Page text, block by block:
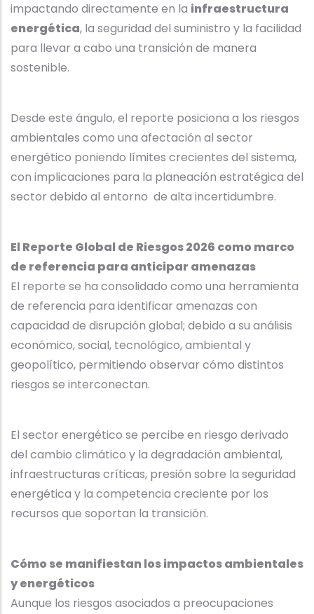
impactando directamente en la infraestructura
energética, la seguridad del suministro y la facilidad
para llevar a cabo una transición de manera
sostenible.
Desde este ángulo, el reporte posiciona a los riesgos
ambientales como una afectación al sector
energético poniendo límites crecientes del sistema,
con implicaciones para la planeación estratégica del
sector debido al entorno de alta incertidumbre.
El Reporte Global de Riesgos 2026 como marco
de referencia para anticipar amenazas
El reporte se ha consolidado como una herramienta
de referencia para identificar amenazas con
capacidad de disrupción global; debido a su análisis
económico, social, tecnológico, ambiental y
geopolítico, permitiendo observar cómo distintos
riesgos se interconectan.
El sector energético se percibe en riesgo derivado
del cambio climático y la degradación ambiental,
infraestructuras críticas, presión sobre la seguridad
energética y la competencia creciente por los
recursos que soportan la transición.
Cómo se manifiestan los impactos ambientales
y energéticos
Aunque los riesgos asociados a preocupaciones